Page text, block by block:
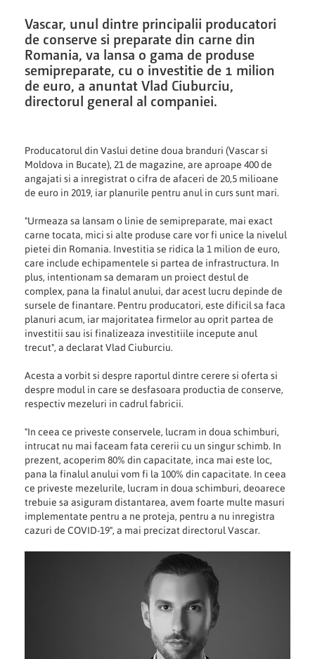
Vascar, unul dintre principalii producatori
de conserve si preparate din carne din
Romania, va lansa o gama de produse
semipreparate, cu o investitie de 1 milion
de euro, a anuntat Vlad Ciuburciu,
directorul general al companiei.
Producatorul din Vaslui detine doua branduri (Vascar si
Moldova in Bucate), 21 de magazine, are aproape 400 de
angajati si a inregistrat o cifra de afaceri de 20,5 milioane
de euro in 2019, iar planurile pentru anul in curs sunt mari.
"Urmeaza sa lansam o linie de semipreparate, mai exact
carne tocata, mici si alte produse care vor fi unice la nivelul
pietei din Romania. Investitia se ridica la 1 milion de euro,
care include echipamentele si partea de infrastructura. In
plus, intentionam sa demaram un proiect destul de
complex, pana la finalul anului, dar acest lucru depinde de
sursele de finantare. Pentru producatori, este dificil sa faca
planuri acum, iar majoritatea firmelor au oprit partea de
investitii sau isi finalizeaza investitiile incepute anul
trecut", a declarat Vlad Ciuburciu.
Acesta a vorbit si despre raportul dintre cerere si oferta si
despre modul in care se desfasoara productia de conserve,
respectiv mezeluri in cadrul fabricii.
"In ceea ce priveste conservele, lucram in doua schimburi,
intrucat nu mai faceam fata cererii cu un singur schimb. In
prezent, acoperim 80% din capacitate, inca mai este loc,
pana la finalul anului vom fi la 100% din capacitate. In ceea
ce priveste mezelurile, lucram in doua schimburi, deoarece
trebuie sa asiguram distantarea, avem foarte multe masuri
implementate pentru a ne proteja, pentru a nu inregistra
cazuri de COVID-19", a mai precizat directorul Vascar.